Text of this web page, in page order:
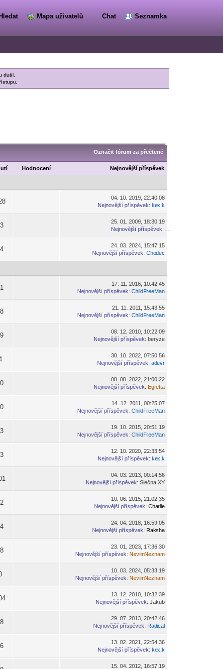
Hledat Mapa uživatelů Chat Seznamka
duši.
Označit fórum za přečtené
Hodnocení Nejnovější příspěvek
04. 10. 2019, 22:40:08
Nejnovější příspěvek:kex!k
25. 01. 2009, 18:30:19
Nejnovější příspěvek:
24. 03. 2024, 15:47:15
Nejnovější příspěvek:Chodec
17. 11. 2016, 10:42:45
Nejnovější příspěvek:ChildFreeMan
21. 11. 2011, 15:43:55
Nejnovější příspěvek:ChildFreeMan
08. 12. 2010, 10:22:09
Nejnovější příspěvek: beryze
30. 10. 2022, 07:50:56
Nejnovější příspěvek:adevr
08. 08. 2022, 21:00:22
Nejnovější příspěvek: Egretta
14. 12. 2011, 00:25:07
Nejnovější příspěvek:ChildFreeMan
19. 10. 2015, 20:51:19
Nejnovější příspěvek:ChildFreeMan
12. 10. 2020, 22:33:54
Nejnovější příspěvek:kex!k
04. 03. 2013, 00:14:56
Nejnovější příspěvek: Slečna XY
10. 06. 2015, 21:02:35
Nejnovější příspěvek:Charlie
24. 04. 2018, 16:59:05
Nejnovější příspěvek: Raksha
23. 01. 2023, 17:36:30
Nejnovější příspěvek: NevimNeznam
10. 03. 2024, 05:33:19
Nejnovější příspěvek: NevimNeznam
13. 12. 2010, 10:32:39
Nejnovější příspěvek: Jakub
29. 07. 2013, 20:42:46
Nejnovější příspěvek: Radical
13. 02. 2021, 22:54:36
Nejnovější příspěvek:kex!k
15. 04. 2012, 16:57:19